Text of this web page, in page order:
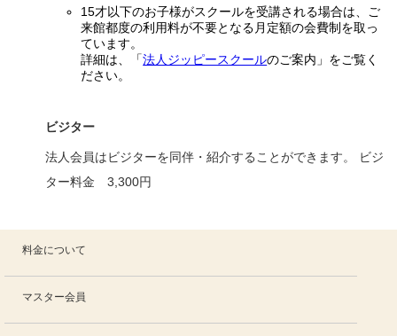
15才以下のお子様がスクールを受講される場合は、ご
来館都度の利用料が不要となる月定額の会費制を取っ
ています。
詳細は、「法人ジッピースクールのご案内」をご覧く
ださい。
ビジター
法人会員はビジターを同伴・紹介することができます。 ビジ
ター料金 3,300円
料金について
マスター会員